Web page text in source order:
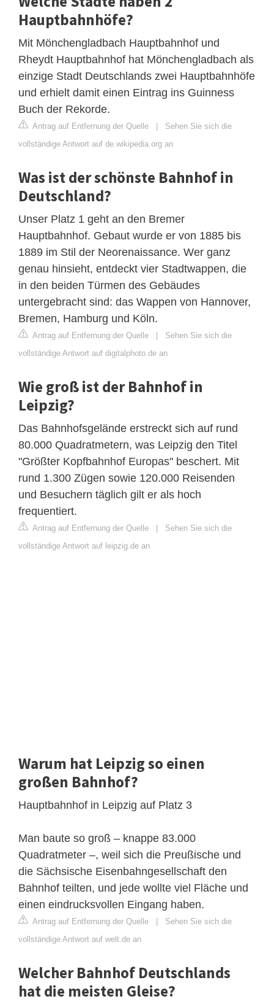
Hauptbahnhöfe?
Mit Mönchengladbach Hauptbahnhof und
Rheydt Hauptbahnhof hat Mönchengladbach als
einzige Stadt Deutschlands zwei Hauptbahnhöfe
und erhielt damit einen Eintrag ins Guinness
Buch der Rekorde.
Antrag auf Entfernung der Quelle | Sehen Sie sich die
vollständige Antwort auf de.wikipedia.org an
Was ist der schönste Bahnhof in
Deutschland?
Unser Platz 1 geht an den Bremer
Hauptbahnhof. Gebaut wurde er von 1885 bis
1889 im Stil der Neorenaissance. Wer ganz
genau hinsieht, entdeckt vier Stadtwappen, die
in den beiden Türmen des Gebäudes
untergebracht sind: das Wappen von Hannover,
Bremen, Hamburg und Köln.
Antrag auf Entfernung der Quelle | Sehen Sie sich die
vollständige Antwort auf digitalphoto.de an
Wie groß ist der Bahnhof in
Leipzig?
Das Bahnhofsgelände erstreckt sich auf rund
80.000 Quadratmetern, was Leipzig den Titel
"Größter Kopfbahnhof Europas" beschert. Mit
rund 1.300 Zügen sowie 120.000 Reisenden
und Besuchern täglich gilt er als hoch
frequentiert.
Antrag auf Entfernung der Quelle | Sehen Sie sich die
vollständige Antwort auf leipzig.de an
Warum hat Leipzig so einen
großen Bahnhof?
Hauptbahnhof in Leipzig auf Platz 3
Man baute so groß – knappe 83.000
Quadratmeter –, weil sich die Preußische und
die Sächsische Eisenbahngesellschaft den
Bahnhof teilten, und jede wollte viel Fläche und
einen eindrucksvollen Eingang haben.
Antrag auf Entfernung der Quelle | Sehen Sie sich die
vollständige Antwort auf welt.de an
Welcher Bahnhof Deutschlands
hat die meisten Gleise?